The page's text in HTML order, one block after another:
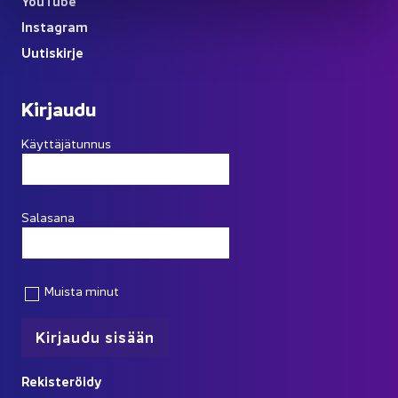
Ins­ta­gram
Uu­tis­kir­je
Kir­jau­du
Käyttäjätunnus
Salasana
Muista minut
Re­kis­te­röi­dy